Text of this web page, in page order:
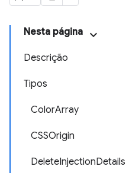
Nesta página
Descrição
Tipos
ColorArray
CSSOrigin
DeleteInjectionDetails